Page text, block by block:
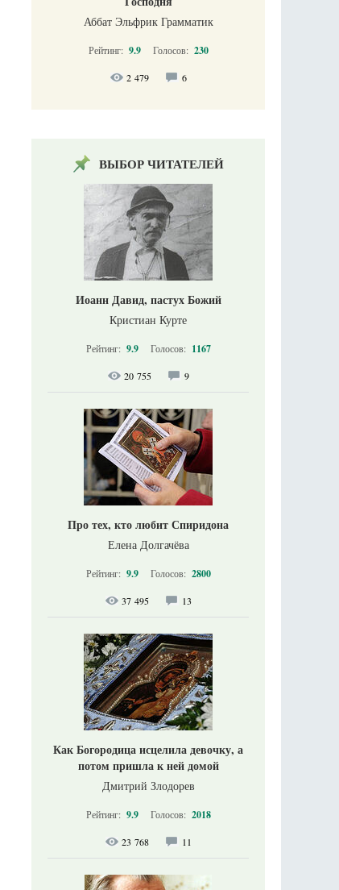
Аббат Эльфрик Грамматик
Рейтинг: 9.9 Голосов: 230
2 479 6
ВЫБОР ЧИТАТЕЛЕЙ
Иоанн Давид, пастух Божий
Кристиан Курте
Рейтинг: 9.9 Голосов: 1167
20 755 9
Про тех, кто любит Спиридона
Елена Долгачёва
Рейтинг: 9.9 Голосов: 2800
37 495 13
Как Богородица исцелила девочку, а
потом пришла к ней домой
Дмитрий Злодорев
Рейтинг: 9.9 Голосов: 2018
23 768 11